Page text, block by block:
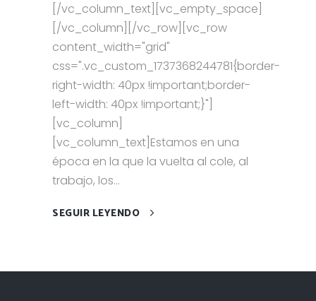
[/vc_column_text][vc_empty_space]
[/vc_column][/vc_row][vc_row
content_width="grid"
css=".vc_custom_1737368244781{border-
right-width: 40px !important;border-
left-width: 40px !important;}"]
[vc_column]
[vc_column_text]Estamos en una
época en la que la vuelta al cole, al
trabajo, los...
SEGUIR LEYENDO